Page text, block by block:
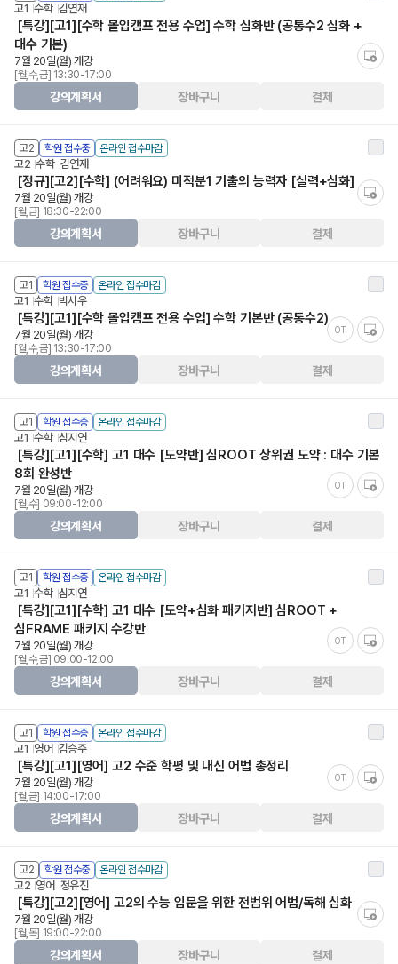
고1 수학 김연재
[특강][고1][수학 몰입캠프 전용 수업] 수학 심화반 (공통수2 심화 +
대수 기본)
7월 20일(월) 개강
[월,수,금] 13:30-17:00
강의계획서 장바구니 결제
고2 학원 접수중 온라인 접수마감
고2 수학 김연재
[정규][고2][수학] (어려워요) 미적분1 기출의 능력자 [실력+심화]
7월 20일(월) 개강
[월,금] 18:30-22:00
강의계획서 장바구니 결제
고1 학원 접수중 온라인 접수마감
고1 수학 박시우
[특강][고1][수학 몰입캠프 전용 수업] 수학 기본반 (공통수2)
OT
7월 20일(월) 개강
[월,수,금] 13:30-17:00
강의계획서 장바구니 결제
고1 학원 접수중 온라인 접수마감
고1 수학 심지연
[특강][고1][수학] 고1 대수 [도약반] 심ROOT 상위권 도약 : 대수 기본
8회 완성반
OT
7월 20일(월) 개강
[월,수] 09:00-12:00
강의계획서 장바구니 결제
고1 학원 접수중 온라인 접수마감
고1 수학 심지연
[특강][고1][수학] 고1 대수 [도약+심화 패키지반] 심ROOT +
심FRAME 패키지 수강반
OT
7월 20일(월) 개강
[월,수,금] 09:00-12:00
강의계획서 장바구니 결제
고1 학원 접수중 온라인 접수마감
고1 영어 김승주
[특강][고1][영어] 고2 수준 학평 및 내신 어법 총정리
OT
7월 20일(월) 개강
[월,금] 14:00-17:00
강의계획서 장바구니 결제
고2 학원 접수중 온라인 접수마감
고2 영어 정유진
[특강][고2][영어] 고2의 수능 입문을 위한 전범위 어법/독해 심화
7월 20일(월) 개강
[월,목] 19:00-22:00
강의계획서 장바구니 결제